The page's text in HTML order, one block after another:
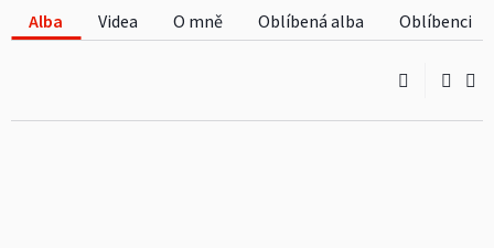
Alba Videa O mně Oblíbená alba Oblíbenci